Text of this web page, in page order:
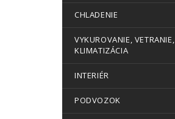
CHLADENIE
VYKUROVANIE, VETRANIE,
KLIMATIZÁCIA
INTERIÉR
PODVOZOK